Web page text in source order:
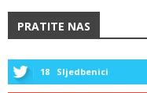
PRATITE NAS
18 Sljedbenici